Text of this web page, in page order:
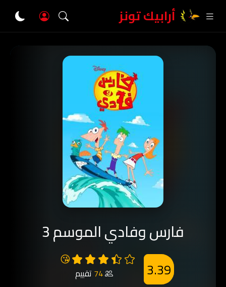
أرابيك تونز
فارس وفادي الموسم 3
😘
74 تقييم 3.39